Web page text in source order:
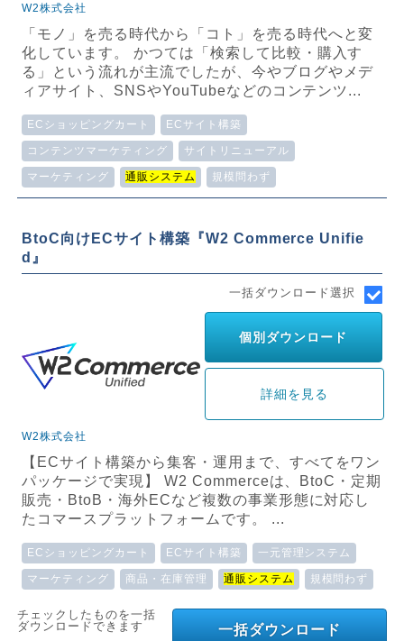
W2株式会社
「モノ」を売る時代から「コト」を売る時代へと変
化しています。 かつては「検索して比較・購入す
る」という流れが主流でしたが、今やブログやメデ
ィアサイト、SNSやYouTubeなどのコンテンツ...
ECショッピングカート ECサイト構築
コンテンツマーケティング サイトリニューアル
マーケティング 通販システム 規模問わず
BtoC向けECサイト構築『W2 Commerce Unifie
d』
一括ダウンロード選択
個別ダウンロード
詳細を見る
W2株式会社
【ECサイト構築から集客・運用まで、すべてをワン
パッケージで実現】 W2 Commerceは、BtoC・定期
販売・BtoB・海外ECなど複数の事業形態に対応し
たコマースプラットフォームです。 ...
ECショッピングカート ECサイト構築 一元管理システム
マーケティング 商品・在庫管理 通販システム 規模問わず
一括ダウンロード
チェックしたものを一括
ダウンロードできます